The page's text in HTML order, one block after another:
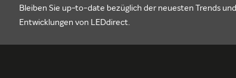
Bleiben Sie up-to-date bezüglich der neuesten Trends und
Entwicklungen von LEDdirect.